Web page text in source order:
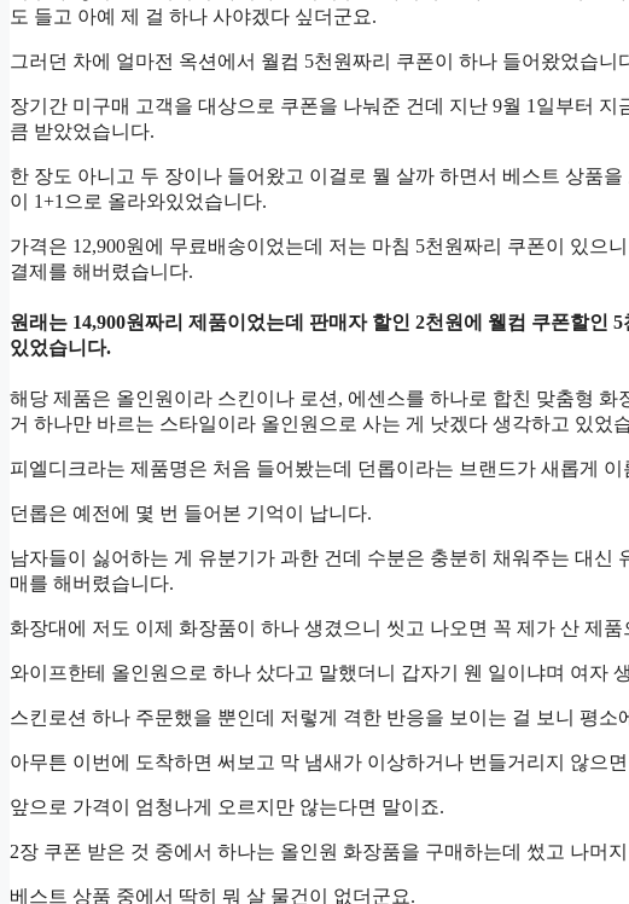
도 들고 아예 제 걸 하나 사야겠다 싶더군요.
그러던 차에 얼마전 옥션에서 월컴 5천원짜리 쿠폰이 하나 들어왔었습니
장기간 미구매 고객을 대상으로 쿠폰을 나눠준 건데 지난 9월 1일부터
큼 받았었습니다.
한 장도 아니고 두 장이나 들어왔고 이걸로 뭘 살까 하면서 베스트 상품
이 1+1으로 올라와있었습니다.
가격은 12,900원에 무료배송이었는데 저는 마침 5천원짜리 쿠폰이 있으
결제를 해버렸습니다.
원래는 14,900원짜리 제품이었는데 판매자 할인 2천원에 웰컴 쿠폰할인
있었습니다.
해당 제품은 올인원이라 스킨이나 로션, 에센스를 하나로 합친 맞춤형
거 하나만 바르는 스타일이라 올인원으로 사는 게 낫겠다 생각하고 있었
피엘디크라는 제품명은 처음 들어봤는데 던롭이라는 브랜드가 새롭게
던롭은 예전에 몇 번 들어본 기억이 납니다.
남자들이 싫어하는 게 유분기가 과한 건데 수분은 충분히 채워주는 대
매를 해버렸습니다.
화장대에 저도 이제 화장품이 하나 생겼으니 씻고 나오면 꼭 제가 산 제
와이프한테 올인원으로 하나 샀다고 말했더니 갑자기 웬 일이냐며 여자
스킨로션 하나 주문했을 뿐인데 저렇게 격한 반응을 보이는 걸 보니 평
아무튼 이번에 도착하면 써보고 막 냄새가 이상하거나 번들거리지 않으
앞으로 가격이 엄청나게 오르지만 않는다면 말이죠.
2장 쿠폰 받은 것 중에서 하나는 올인원 화장품을 구매하는데 썼고 나머
베스트 상품 중에서 딱히 뭐 살 물건이 없더군요.